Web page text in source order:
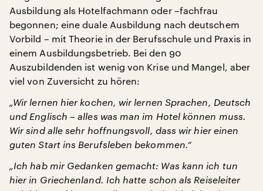
Ausbildung als Hotelfachmann oder –fachfrau
begonnen; eine duale Ausbildung nach deutschem
Vorbild – mit Theorie in der Berufsschule und Praxis in
einem Ausbildungsbetrieb. Bei den 90
Auszubildenden ist wenig von Krise und Mangel, aber
viel von Zuversicht zu hören:
„Wir lernen hier kochen, wir lernen Sprachen, Deutsch
und Englisch – alles was man im Hotel können muss.
Wir sind alle sehr hoffnungsvoll, dass wir hier einen
guten Start ins Berufsleben bekommen.“
„Ich hab mir Gedanken gemacht: Was kann ich tun
hier in Griechenland. Ich hatte schon als Reiseleiter